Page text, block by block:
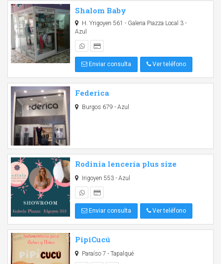
Shalom Baby
H. Yrigoyen 561 - Galeria Piazza Local 3 -
Azul
Enviar consulta Ver teléfono
Federica
Burgos 679 - Azul
Rodinia lencería plus size
Irigoyen 553 - Azul
Enviar consulta Ver teléfono
PipiCucú
Paraíso 7 - Tapalqué